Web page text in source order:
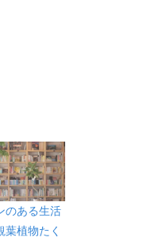
のある生活
植物たく